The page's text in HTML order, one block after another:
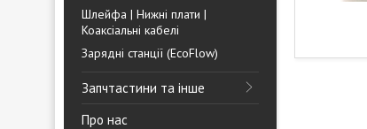
Шлейфа | Нижні плати |
Коаксіальні кабелі
Зарядні станції (EcoFlow)
Запчтастини та інше
Про нас